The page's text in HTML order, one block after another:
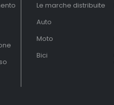
Le marche distribuite
Auto
Moto
Bici